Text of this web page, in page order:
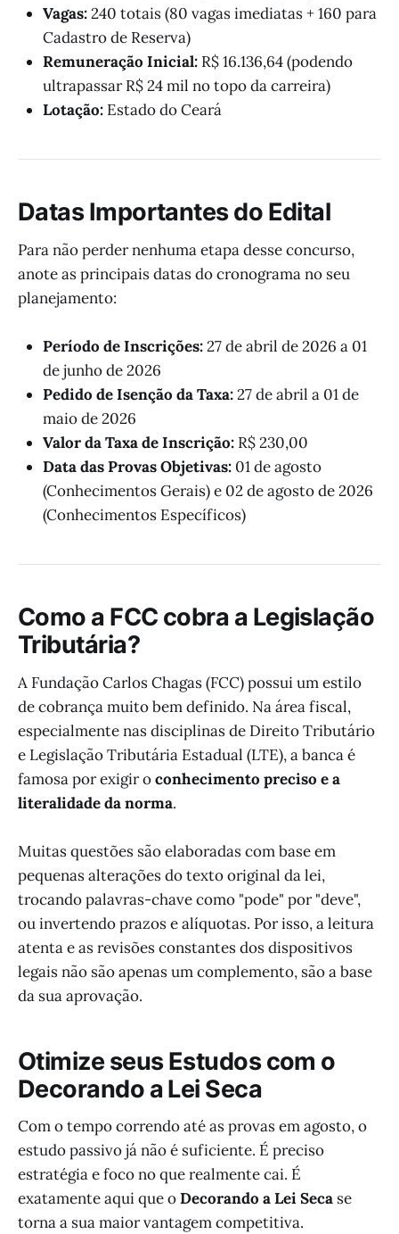
Vagas:240 totais (80 vagas imediatas + 160 para
Cadastro de Reserva)
Remuneração Inicial: R$ 16.136,64 (podendo
ultrapassar R$ 24 mil no topo da carreira)
Lotação: Estado do Ceará
Datas Importantes do Edital
Para não perder nenhuma etapa desse concurso,
anote as principais datas do cronograma no seu
planejamento:
Período de Inscrições:27 de abril de 2026 a 01
de junho de 2026
Pedido de Isenção da Taxa:27 de abril a 01 de
maio de 2026
Valor da Taxa de Inscrição: R$ 230,00
Data das Provas Objetivas: 01 de agosto
(Conhecimentos Gerais) e 02 de agosto de 2026
(Conhecimentos Específicos)
Como a FCC cobra a Legislação
Tributária?
A Fundação Carlos Chagas (FCC) possui um estilo
de cobrança muito bem definido. Na área fiscal,
especialmente nas disciplinas de Direito Tributário
e Legislação Tributária Estadual (LTE), a banca é
famosa por exigir oconhecimento preciso e a
literalidade da norma.
Muitas questões são elaboradas com base em
pequenas alterações do texto original da lei,
trocando palavras-chave como "pode" por "deve",
ou invertendo prazos e alíquotas. Por isso, a leitura
atenta e as revisões constantes dos dispositivos
legais não são apenas um complemento, são a base
da sua aprovação.
Otimize seus Estudos com o
Decorando a Lei Seca
Com o tempo correndo até as provas em agosto, o
estudo passivo já não é suficiente. É preciso
estratégia e foco no que realmente cai. É
exatamente aqui que oDecorando a Lei Seca se
torna a sua maior vantagem competitiva.